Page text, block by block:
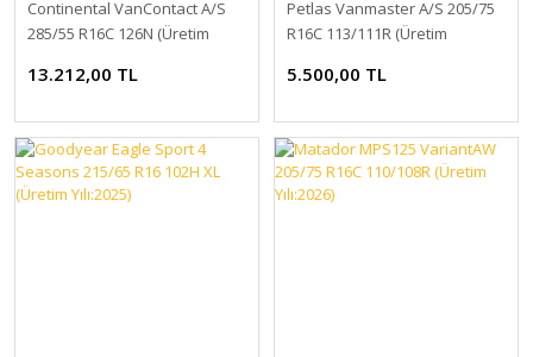
Continental VanContact A/S
285/55 R16C 126N (Üretim
13.212,00 TL
Petlas Vanmaster A/S 205/75
R16C 113/111R (Üretim
5.500,00 TL